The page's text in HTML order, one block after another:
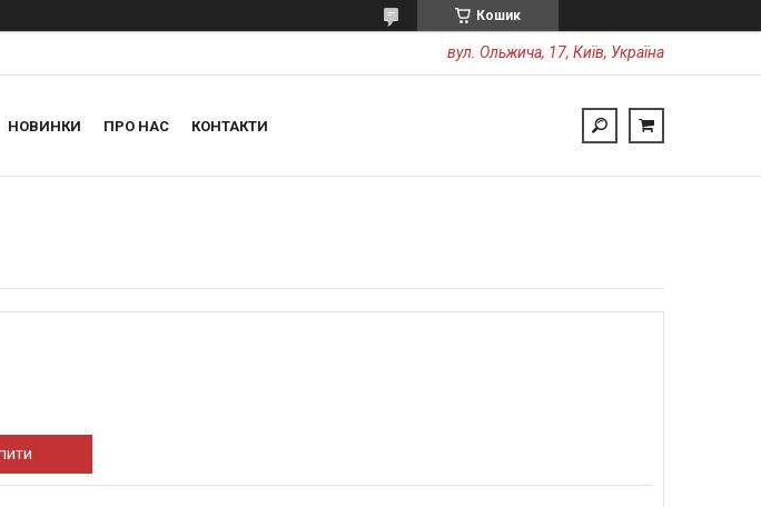
Кошик
вул. Ольжича, 17, Київ, Україна
НОВИНКИ ПРО НАС КОНТАКТИ